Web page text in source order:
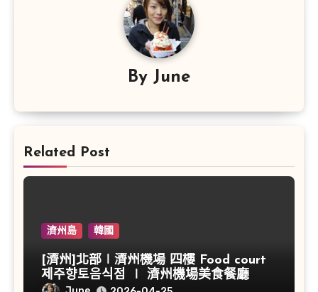
By June
Related Post
濟州島 韓國
[濟州]北部∣濟州機場 四樓 Food court
제주향토음식점 ∣ 濟州機場美食餐廳